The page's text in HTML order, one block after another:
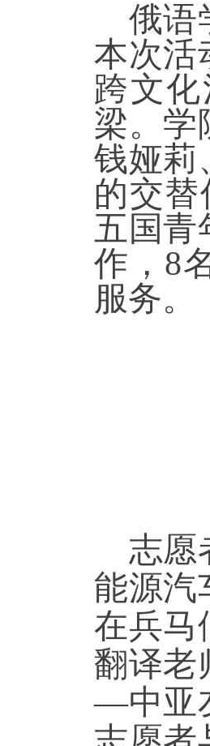
俄语
本次活
跨文
梁。学
钱娅莉
的交
五国青
作，8
服务。
志愿
能源汽
在兵马
翻译老
—中亚